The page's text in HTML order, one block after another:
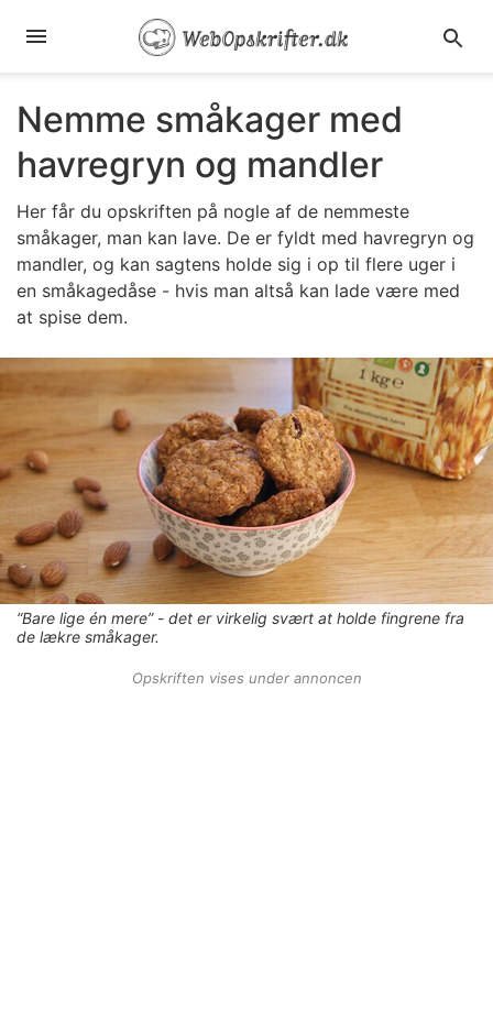
Nemme småkager med
havregryn og mandler
Her får du opskriften på nogle af de nemmeste
småkager, man kan lave. De er fyldt med havregryn og
mandler, og kan sagtens holde sig i op til flere uger i
en småkagedåse - hvis man altså kan lade være med
at spise dem.
“Bare lige én mere” - det er virkelig svært at holde fingrene fra
de lækre småkager.
Opskriften vises under annoncen